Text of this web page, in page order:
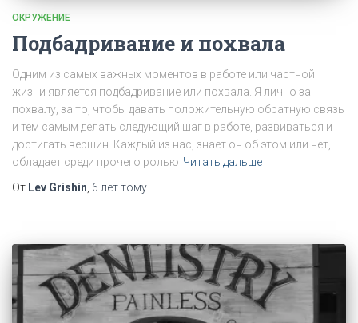
ОКРУЖЕНИЕ
Подбадривание и похвала
Одним из самых важных моментов в работе или частной
жизни является подбадривание или похвала. Я лично за
похвалу, за то, чтобы давать положительную обратную связь
и тем самым делать следующий шаг в работе, развиваться и
достигать вершин. Каждый из нас, знает он об этом или нет,
обладает среди прочего ролью Читать дальше
От Lev Grishin 6 леттому